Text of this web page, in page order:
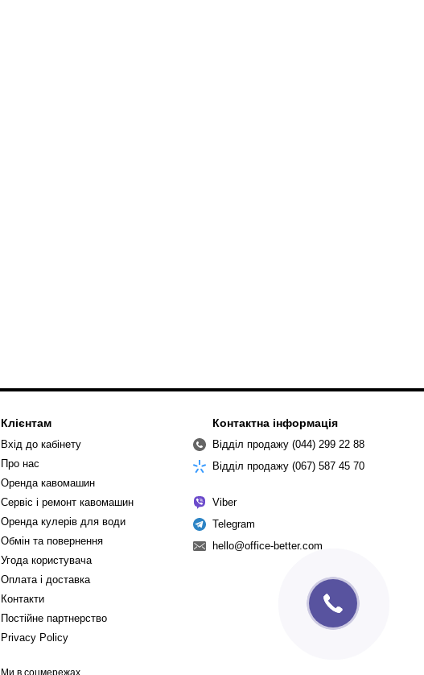
Клієнтам
Вхід до кабінету
Про нас
Оренда кавомашин
Сервіс і ремонт кавомашин
Оренда кулерів для води
Обмін та повернення
Угода користувача
Оплата і доставка
Контакти
Постійне партнерство
Privacy Policy
Ми в соцмережах
Контактна інформація
Відділ продажу (044) 299 22 88
Відділ продажу (067) 587 45 70
Viber
Telegram
hello@office-better.com